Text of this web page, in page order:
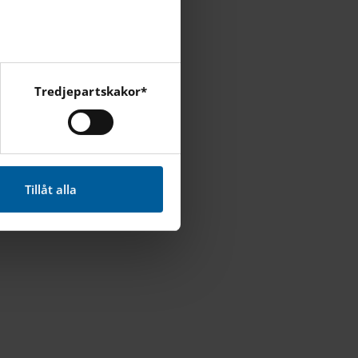
Instagram och
Tredjepartskakor*
Tillåt alla